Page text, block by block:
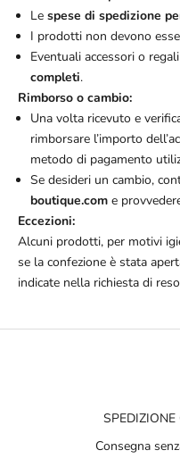
Le spese di spedizione
I prodotti non devono
Eventuali accessori o
completi.
Rimborso o cambio:
Una volta ricevuto e
rimborsare l’importo
metodo di pagamento
Se desideri un cambio,
boutique.com e
Eccezioni:
Alcuni prodotti, per motivi
se la confezione è stata
indicate nella richiesta di
Consegna